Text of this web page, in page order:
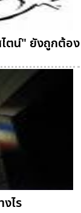
ตน์" ยังถูกต้อง
ไร